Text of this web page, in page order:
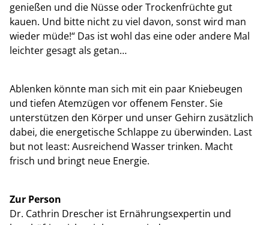
genießen und die Nüsse oder Trockenfrüchte gut
kauen. Und bitte nicht zu viel davon, sonst wird man
wieder müde!“ Das ist wohl das eine oder andere Mal
leichter gesagt als getan…
Ablenken könnte man sich mit ein paar Kniebeugen
und tiefen Atemzügen vor offenem Fenster. Sie
unterstützen den Körper und unser Gehirn zusätzlich
dabei, die energetische Schlappe zu überwinden. Last
but not least: Ausreichend Wasser trinken. Macht
frisch und bringt neue Energie.
Zur Person
Dr. Cathrin Drescher ist Ernährungsexpertin und